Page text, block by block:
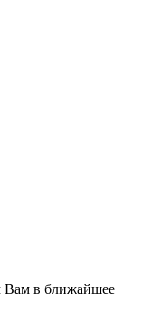
Вам в ближайшее